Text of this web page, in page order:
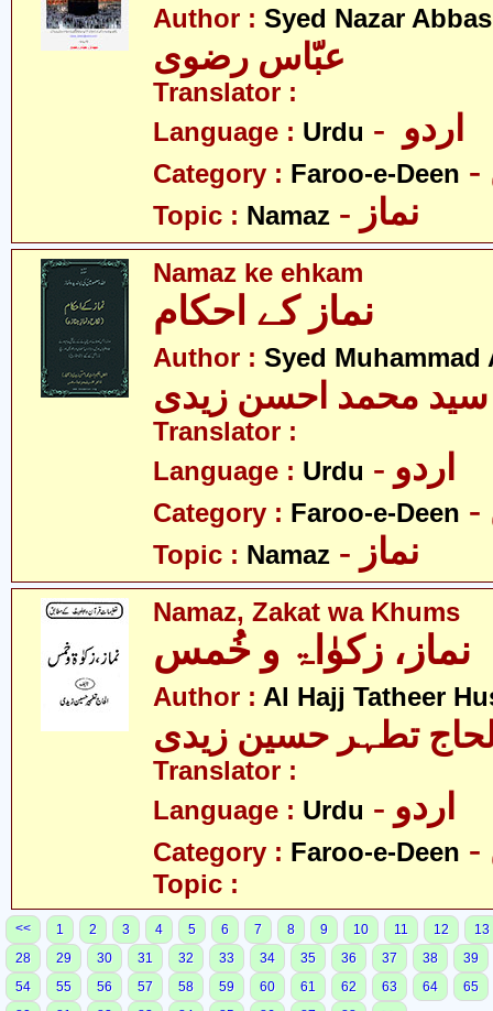
Author : Syed Nazar
عبّاس رضوی
Translator :
Language : Urdu
Category : Faroo-e-Deen
Topic : Namaz - نماز
Namaz ke ehkam
نماز کے احکام
Author : Syed Muhammad
سید محمد احسن زیدی
Translator :
Language : Urdu - اردو
Category : Faroo-e-Deen
Topic : Namaz - نماز
Namaz, Zakat wa Khums
نماز، زکوٰاۃ و خُمس
Author : Al Hajj Tatheer
تطہر حسین زیدی
Translator :
Language : Urdu - اردو
Category : Faroo-e-Deen
Topic :
<< 1 2 3 4 5 6 7 8 9 10 11 12
13
28
29 30 31 32 33 34 35 36 37 38
39
54
55 56 57 58 59 60 61 62 63 64
65